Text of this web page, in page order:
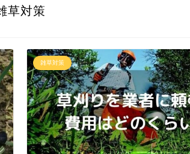
草対策
雑草対策